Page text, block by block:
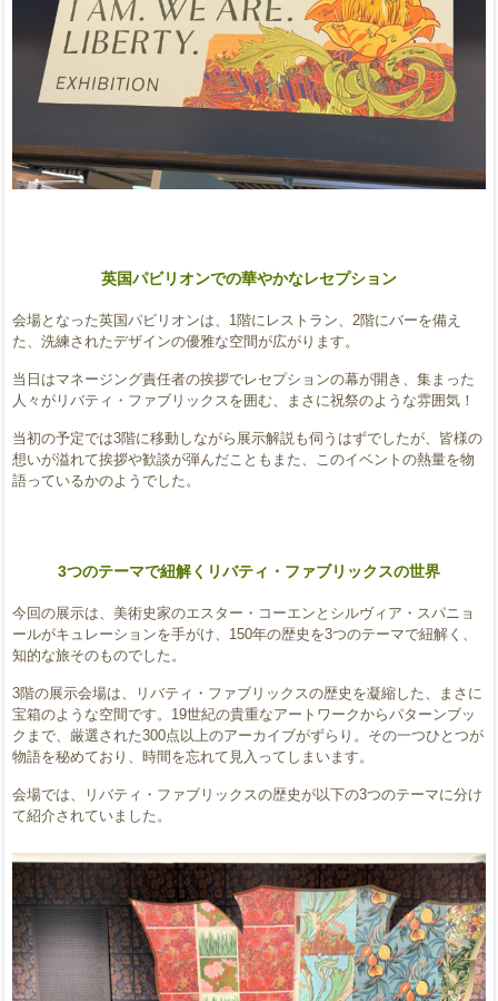
英国パビリオンでの華やかなレセプション
会場となった英国パビリオンは、1階にレストラン、2階にバーを備え
た、洗練されたデザインの優雅な空間が広がります。
当日はマネージング責任者の挨拶でレセプションの幕が開き、集まった
人々がリバティ・ファブリックスを囲む、まさに祝祭のような雰囲気！
当初の予定では3階に移動しながら展示解説も伺うはずでしたが、皆様の
想いが溢れて挨拶や歓談が弾んだこともまた、このイベントの熱量を物
語っているかのようでした。
3つのテーマで紐解くリバティ・ ファブリックスの世界
今回の展示は、美術史家のエスター・コーエンとシルヴィア・スパニョ
ールがキュレーションを手がけ、150年の歴史を3つのテーマで紐解く、
知的な旅そのものでした。
3階の展示会場は、リバティ・ファブリックスの歴史を凝縮した、まさに
宝箱のような空間です。19世紀の貴重なアートワークからパターンブッ
クまで、厳選された300点以上のアーカイブがずらり。その一つひとつが
物語を秘めており、時間を忘れて見入ってしまいます。
会場では、リバティ・ファブリックスの歴史が以下の3つのテーマに分け
て紹介されていました。